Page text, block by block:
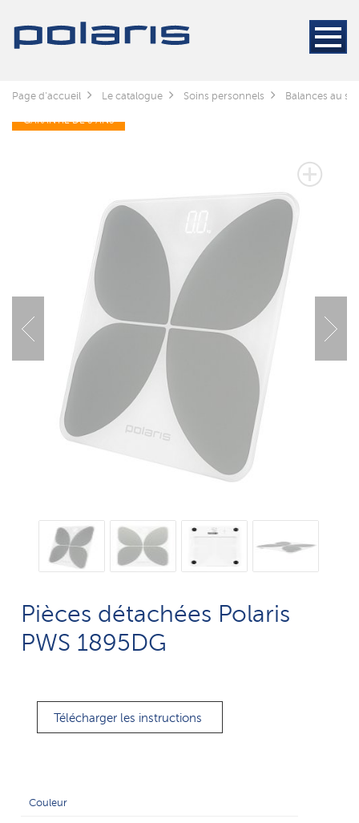
Page d'accueil Le catalogue Soins personnels Balances au sol
GARANTIE DE 3 ANS
Pièces détachées Polaris
PWS 1895DG
Télécharger les instructions
Couleur